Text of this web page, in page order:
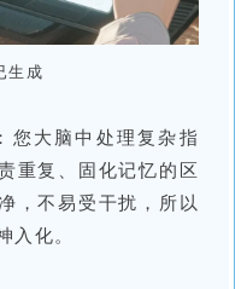
生成
您大脑中处理复杂指
重复、固化记忆的区
，不易受干扰，所以
入化。